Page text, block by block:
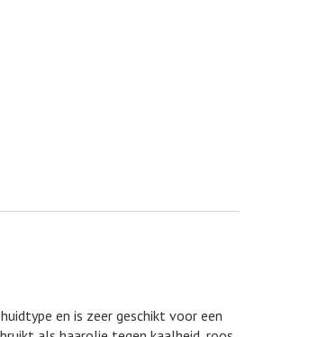
en is zeer geschikt voor een